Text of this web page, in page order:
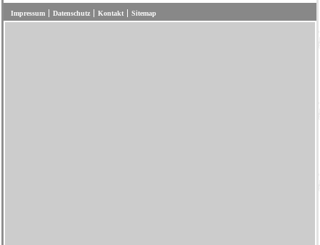
Impressum Datenschutz Kontakt Sitemap